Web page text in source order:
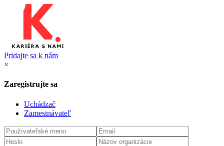
Pridajte sa k nám
×
Zaregistrujte sa
Uchádzač
Zamestnávateľ